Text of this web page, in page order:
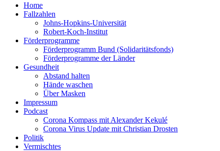
Home
Fallzahlen
Johns-Hopkins-Universität
Robert-Koch-Institut
Förderprogramme
Förderprogramm Bund (Solidaritätsfonds)
Förderprogramme der Länder
Gesundheit
Abstand halten
Hände waschen
Über Masken
Impressum
Podcast
Corona Kompass mit Alexander Kekulé
Corona Virus Update mit Christian Drosten
Politik
Vermischtes